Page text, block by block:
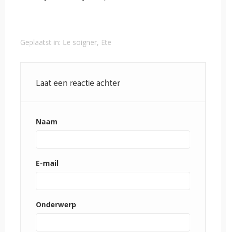
Geplaatst in: Le soigner, Ete
Laat een reactie achter
Naam
E-mail
Onderwerp